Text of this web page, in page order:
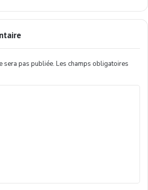
sera pas publiée. Les champs obligatoires